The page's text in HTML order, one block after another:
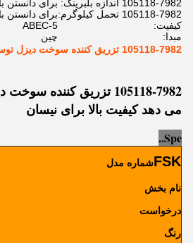
105118-7982 اندازه بلبرینگ:
برای دانستن
105118-7982 تحمل کیلوگرم:
برای دانستن
کیفیت:
ABEC-5
مبدا:
چین
می دهد کیفیت بالا برای نیسان
Spe
..
FSKشماره مدل
نام بخش
درخواست
رنگ